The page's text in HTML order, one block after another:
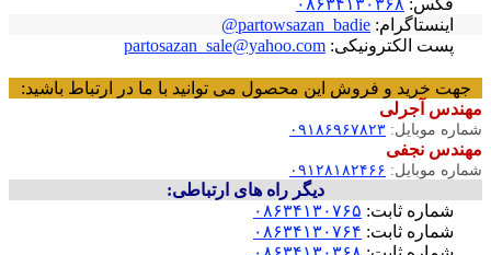
فکس: ۰۸۶۳۴۱۳۰۳۶۸
اینستاگرام: partowsazan_badie@
پست الکترونیکی: partosazan_sale@yahoo.com
جهت خرید و فروش این محصول می توانید با ما در ارتباط باشید:
مهندس آجرلی
شماره موبایل: ۰۹۱۸۶۹۶۷۸۲۳
مهندس نجفی
شماره موبایل: ۰۹۱۲۸۱۸۲۴۶۶
دیگر راه های ارتباطی:
شماره ثابت: ۰۸۶۳۴۱۳۰۷۶۵
شماره ثابت: ۰۸۶۳۴۱۳۰۷۶۴